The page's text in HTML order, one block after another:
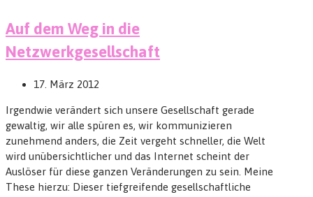
Auf dem Weg in die
Netzwerkgesellschaft
17. März 2012
Irgendwie verändert sich unsere Gesellschaft gerade
gewaltig, wir alle spüren es, wir kommunizieren
zunehmend anders, die Zeit vergeht schneller, die Welt
wird unübersichtlicher und das Internet scheint der
Auslöser für diese ganzen Veränderungen zu sein. Meine
These hierzu: Dieser tiefgreifende gesellschaftliche